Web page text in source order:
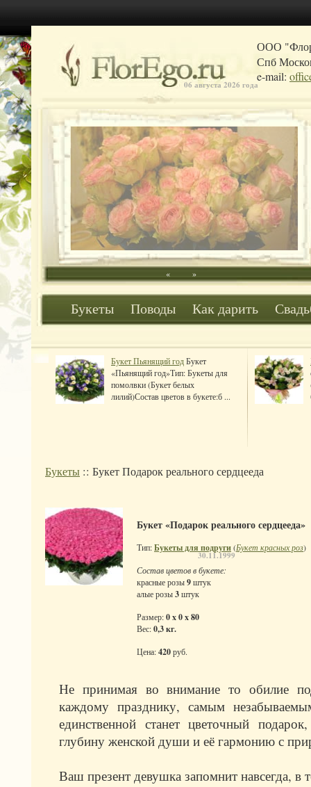
06 августа 2026 года
« »
Букеты Поводы Как дарить
Букет Пьянящий годБукет
«Пьянящий год»Тип: Букеты для
помолвки (Букет белых
лилий)Состав цветов в букете:б ...
Букеты :: Букет Подарок реального сердцееда
30.11.1999
Букет «Подарок реального сердцееда»
Тип:Букеты для подруги(Букет красных роз)
Состав цветов в букете:
красные розы9штук
алые розы3штук
Размер:0 x 0 x 80
Вес:0,3 кг.
Цена:420руб.
Не принимая во внимание то обилие
каждому празднику, самым
единственной станет цветочный
глубину женской души и её гармонию с
Ваш презент девушка запомнит навсегда, в
ООО
Спб
e-mail: